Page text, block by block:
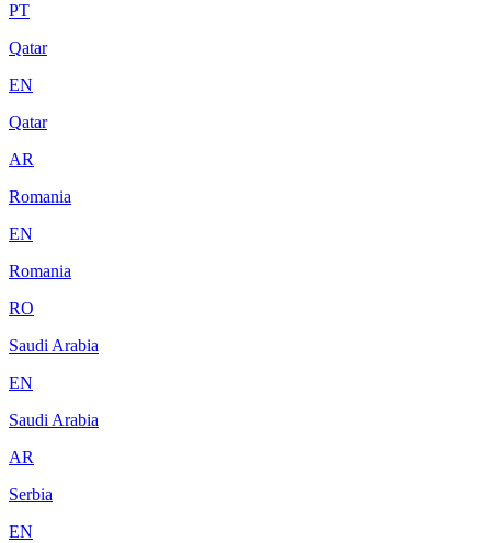
PT
Qatar
EN
Qatar
AR
Romania
EN
Romania
RO
Saudi Arabia
EN
Saudi Arabia
AR
Serbia
EN